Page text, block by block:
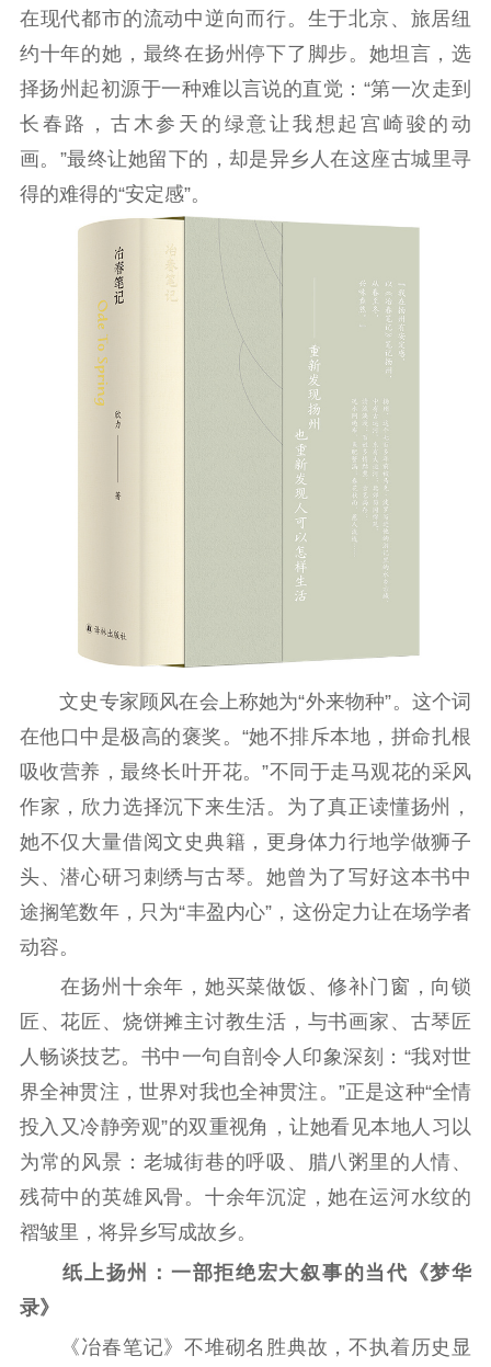
文化文艺
精品生产 文化惠民
文化传承
文化交流
体制改革
文化产业
紫金文化艺术节
品牌活动 紫艺舞台
文明创建 文明实践
先进典型
社会宣传
思想政治教育 爱国主义教育
全民国防教育
红色资源保护利
出版监管
机关党建
党建要闻 学习在线
文化人才
紫金人才 职称评审
公共服务
新时代公民素养
提升资源库
新闻出版
政务服务
作品著作权
登记服务
科研创新
服务管理平台
智库服务
管理平台
文艺创作
服务管理
文化产业
数字出版
新闻发布工作备
电影
服务
理论宣讲
共建共享平台
责任编辑注册
业务申报系统
在现代都市的流动中逆向而行。生于北京、旅居纽
约十年的她，最终在扬州停下了脚步。她坦言，选
择扬州起初源于一种难以言说的直觉：“第一次走到
长春路，古木参天的绿意让我想起宫崎骏的动
画。”最终让她留下的，却是异乡人在这座古城里寻
得的难得的“安定感”。
文史专家顾风在会上称她为“外来物种”。这个词
在他口中是极高的褒奖。“她不排斥本地，拼命扎根
吸收营养，最终长叶开花。”不同于走马观花的采风
作家，欣力选择沉下来生活。为了真正读懂扬州，
她不仅大量借阅文史典籍，更身体力行地学做狮子
头、潜心研习刺绣与古琴。她曾为了写好这本书中
途搁笔数年，只为“丰盈内心”，这份定力让在场学者
动容。
在扬州十余年，她买菜做饭、修补门窗，向锁
匠、花匠、烧饼摊主讨教生活，与书画家、古琴匠
人畅谈技艺。书中一句自剖令人印象深刻：“我对世
界全神贯注，世界对我也全神贯注。”正是这种“全情
投入又冷静旁观”的双重视角，让她看见本地人习以
为常的风景：老城街巷的呼吸、腊八粥里的人情、
残荷中的英雄风骨。十余年沉淀，她在运河水纹的
褶皱里，将异乡写成故乡。
纸上扬州：一部拒绝宏大叙事的当代《梦华
录》
《冶春笔记》不堆砌名胜典故，不执着历史显